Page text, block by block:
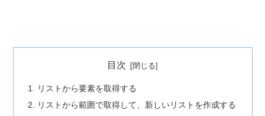
目次
リストから要素を取得する
リストから範囲で取得して、新しいリストを作成する